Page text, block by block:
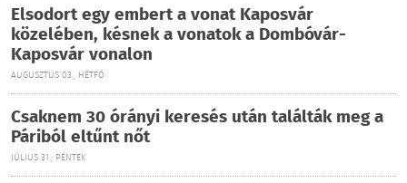
Elsodort egy embert a vonat Kaposvár
közelében, késnek a vonatok a Dombóvár-
Kaposvár vonalon
AUGUSZTUS 03., HÉTFŐ
Csaknem 30 órányi keresés után találták meg a
Páriból eltűnt nőt
JÚLIUS 31., PÉNTEK